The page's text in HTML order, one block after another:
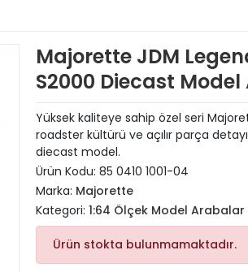
Majorette JDM
S2000 Diecast
Yüksek kaliteye sahip özel seri
roadster kültürü ve açılır parça
diecast model.
Ürün Kodu: 85 0410 1001-04
Marka: Majorette
Kategori: 1:64 Ölçek Model Arabalar
Ürün stokta bulunmamaktadır.